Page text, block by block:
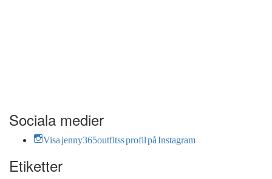
Sociala medier
Visa jenny365outfitss profil på Instagram
Etiketter